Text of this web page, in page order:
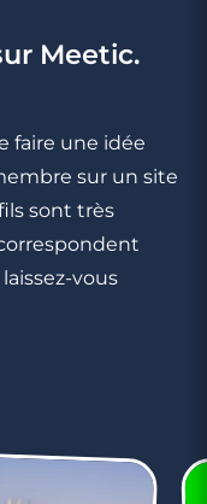
Meetic.
faire une idée
sur un site
sont très
vous